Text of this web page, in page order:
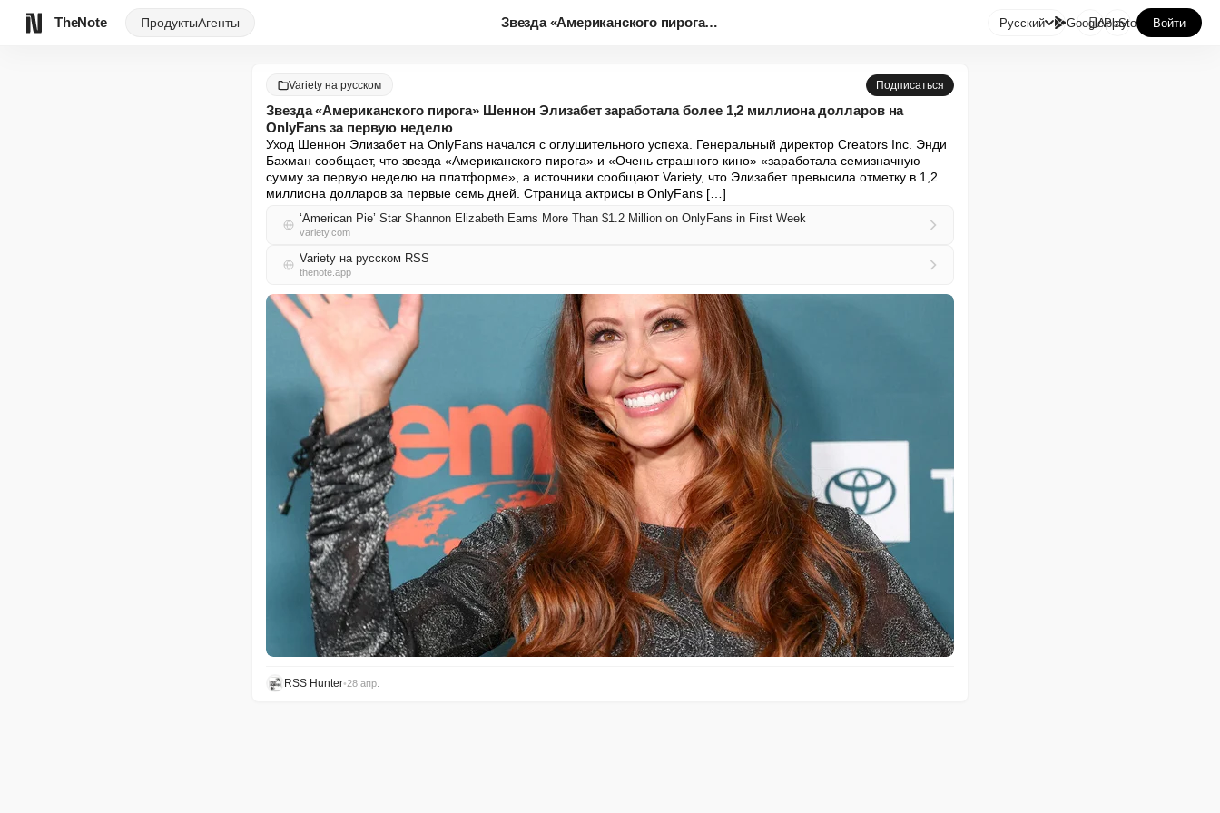
TheNote ПродуктыАгенты Звезда «Американского пирога» ... Русский GooglePlay
AppStore Войти
Variety на русском Подписаться
Звезда «Американского пирога» Шеннон Элизабет заработала более 1,2 миллиона долларов на
OnlyFans за первую неделю
Уход Шеннон Элизабет на OnlyFans начался с оглушительного успеха. Генеральный директор Creators Inc. Энди
Бахман сообщает, что звезда «Американского пирога» и «Очень страшного кино» «заработала семизначную
сумму за первую неделю на платформе», а источники сообщают Variety, что Элизабет превысила отметку в 1,2
миллиона долларов за первые семь дней. Страница актрисы в OnlyFans […]
‘American Pie’ Star Shannon Elizabeth Earns More Than $1.2 Million on OnlyFans in First Week
variety.com
Variety на русском RSS
thenote.app
RSS Hunter•28 апр.